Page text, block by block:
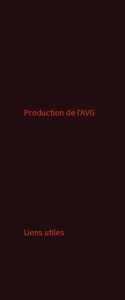
Production de l'AVG
Liens utiles